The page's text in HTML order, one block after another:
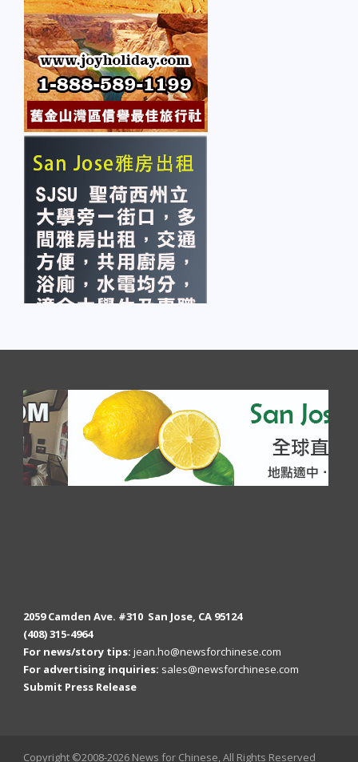
2059 Camden Ave. #310 San Jose, CA 95124
(408) 315-4964
For news/story tips: jean.ho@newsforchinese.com
For advertising inquiries: sales@newsforchinese.com
Submit Press Release
Copyright ©2008-2026 News for Chinese, All Rights Reserved